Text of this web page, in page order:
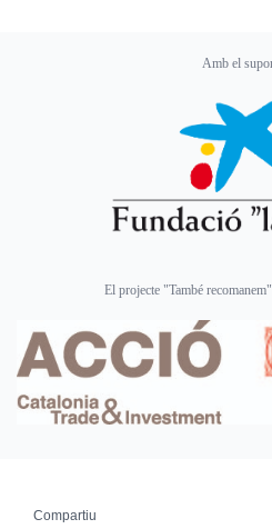
Amb el
El projecte "També
Compartiu